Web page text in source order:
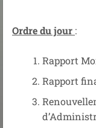
Ordre du jour :
Rapport
Rapport